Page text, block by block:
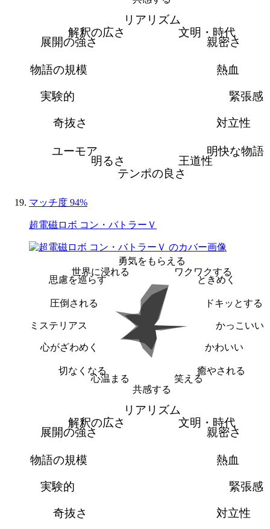
リアリズム
文明・時代
親密さ
熱血
緊張感
対立性
明快な物語
王道性
テンポの良さ
明るさ
ユーモア
奇抜さ
実験的
物語の規模
展開の強さ
解釈の広さ
マッチ度 94%
超電磁ロボ コン・バトラーＶ
勇気をもらえる
ワクワクする
ときめく
ドキッとする
かっこいい
かわいい
癒やされる
笑える
共感する
心温まる
切なくなる
心がざわめく
ミステリアス
圧倒される
思慮を巡らす
世界に浸れる
リアリズム
文明・時代
親密さ
熱血
緊張感
対立性
奇抜さ
実験的
物語の規模
展開の強さ
解釈の広さ